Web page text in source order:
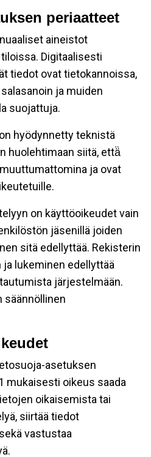
periaatteet
aineistot
Digitaalisesti
tiedot ovat tietokannoissa,
ja muiden
suojattuja.
hyödynnetty teknistä
huolehtimaan siitä, että̈
ja ovat
on käyttöoikeudet vain
jäsenillä joiden
sitä edellyttää. Rekisterin
lukeminen edellyttää
järjestelmään.
säännöllinen
asetuksen
mukaisesti oikeus saada
oikaisemista tai
siirtää tiedot
vastustaa